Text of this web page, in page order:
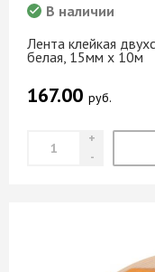
Лента клейкая
белая, 15мм х 10м
В наличии
167.00 руб.